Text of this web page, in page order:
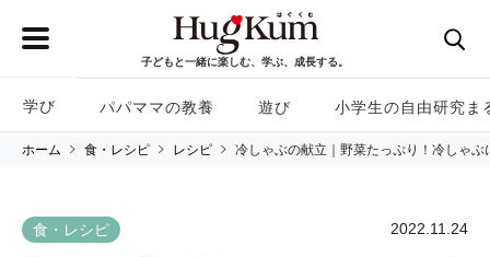
子どもと一緒に楽しむ、学ぶ、成長する。
学び パパママの教養 遊び 小学生の自由研究ま
ホーム 食・レシピ レシピ 冷しゃぶの献立｜野菜たっぷり！冷しゃ
食・レシピ 2022.11.24